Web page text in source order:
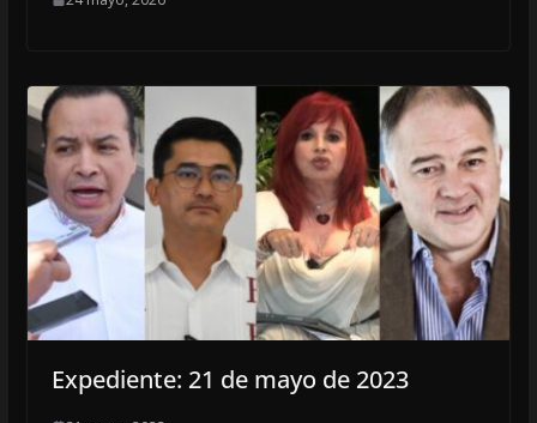
Expediente: 21 de mayo de 2023